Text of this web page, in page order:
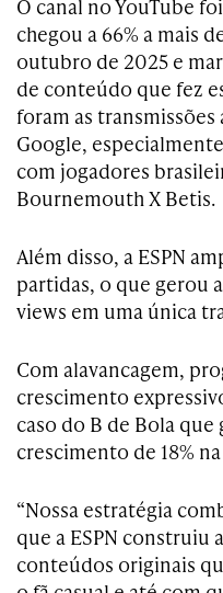
O canal no YouTube
chegou a 66% a mais
outubro de 2025 e
de conteúdo que fez
foram as
Google,
com jogadores
Bournemouth X Betis.
Além disso, a ESPN
partidas, o que gerou
views em uma única
Com alavancagem,
crescimento
caso do B de Bola
crescimento de 18%
“Nossa estratégia
que a ESPN construiu
conteúdos originais